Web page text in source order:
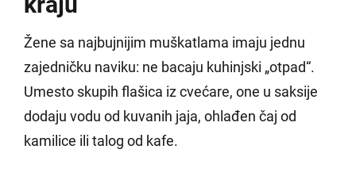
Žene sa najbujnijim muškatlama imaju jednu
zajedničku naviku: ne bacaju kuhinjski „otpad“.
Umesto skupih flašica iz cvećare, one u saksije
dodaju vodu od kuvanih jaja, ohlađen čaj od
kamilice ili talog od kafe.